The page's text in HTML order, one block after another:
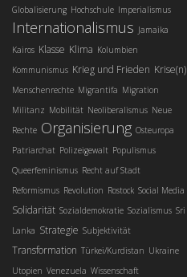
Globalisierung Hochschule Imperialismus
Internationalismus Jamaika
Kairos Klasse Klima Kolumbien
Kommunismus Krieg und Frieden Krise(n)
Menschenrechte Migrantifa Migration
Militanz Mobilität Neoliberalismus Neue
Rechte Organisierung Osteuropa
Patriarchat Polizeigewalt Populismus
Queerfeminismus Recht auf Stadt
Reformismus Revolution Rostock Social Media
Solidarität Sozialdemokratie Sozialismus Sri
Lanka Strategie Subjektivität
Transformation Türkei/Kurdistan Ukraine
Utopien Venezuela Wissenschaft